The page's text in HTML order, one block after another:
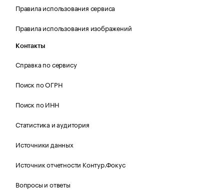
Правила использования сервиса
Правила использования изображений
Контакты
Справка по сервису
Поиск по ОГРН
Поиск по ИНН
Статистика и аудитория
Источники данных
Источник отчетности Контур.Фокус
Вопросы и ответы